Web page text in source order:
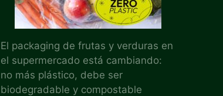
El packaging de frutas y verduras en
el supermercado está cambiando:
no más plástico, debe ser
biodegradable y compostable